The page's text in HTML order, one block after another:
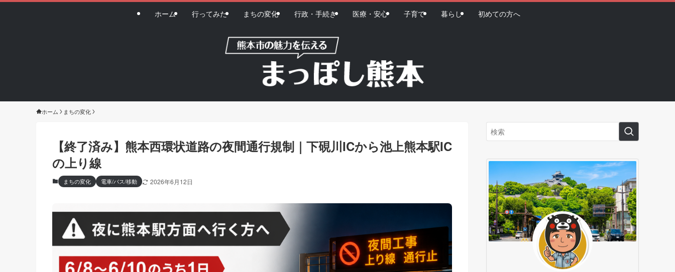
ホーム 行ってみた まちの変化 行政・手続き 医療・安心 子育て 暮らし 初めての方へ
ホーム まちの変化
【終了済み】熊本西環状道路の夜間通行規制｜下硯川ICから池上熊本駅IC
の上り線
まちの変化 電車/バス/移動 2026年6月12日